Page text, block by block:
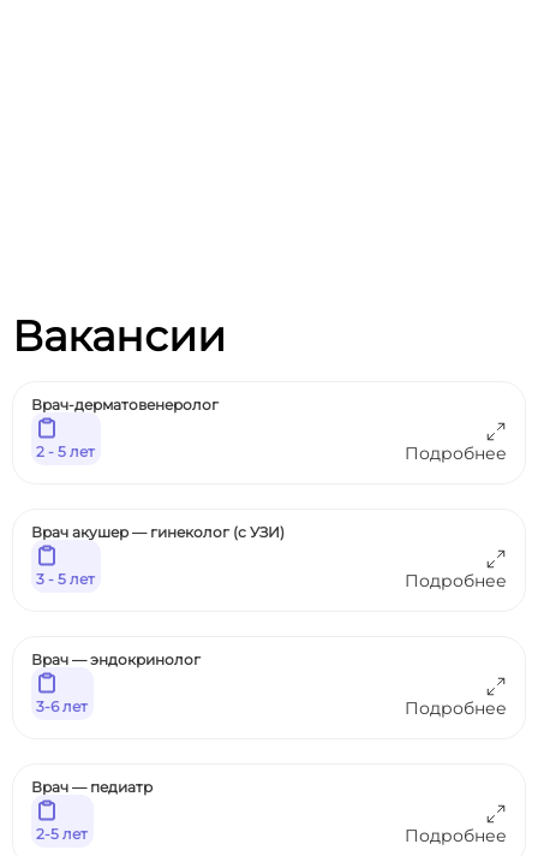
Вакансии
Врач-дерматовенеролог
Подробнее
2 - 5 лет
Врач акушер — гинеколог (с УЗИ)
Подробнее
3 - 5 лет
Врач — эндокринолог
Подробнее
3-6 лет
Врач — педиатр
Подробнее
2-5 лет